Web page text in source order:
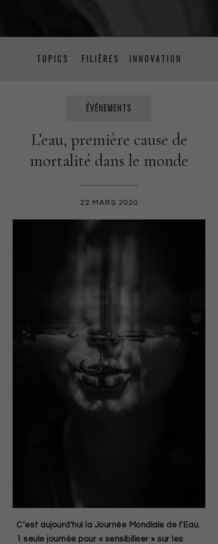
TOPICS FILIÈRES INNOVATION
PRISE DE PAROLE ÉVÉNEMENTS
RSE FORMATION CSRD
PRODUCTION TEXTILE
L’eau, première cause de
mortalité dans le monde
ÉVÉNEMENTS
22 MARS 2020
C’est aujourd’hui la Journée Mondiale de l’Eau.
1 seule journée pour « sensibiliser » sur les